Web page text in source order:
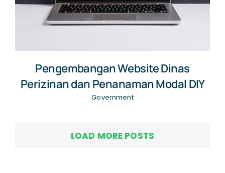
Pengembangan Website Dinas
Perizinan dan Penanaman Modal DIY
Government
LOAD MORE POSTS